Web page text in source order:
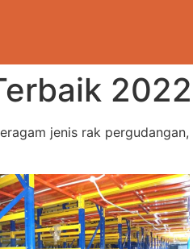
jenis rak